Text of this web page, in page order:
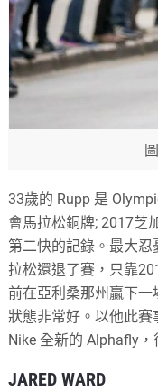
33歲的 Rupp 是
會馬拉松銅牌; 2017芝
第二快的記錄。最大
拉松還退了賽，只靠
前在亞利桑那州贏下
狀態非常好。以他此
Nike 全新的 Alphafly，
JARED WARD